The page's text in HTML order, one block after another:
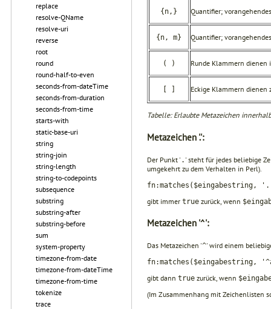
replace
resolve-QName
resolve-uri
reverse
root
round
round-half-to-even
seconds-from-dateTime
seconds-from-duration
seconds-from-time
starts-with
static-base-uri
string
string-join
string-length
string-to-codepoints
subsequence
substring
substring-after
substring-before
sum
system-property
timezone-from-date
timezone-from-dateTime
timezone-from-time
tokenize
trace
{n,} Quantifier;
{n, m} Quantifier;
( ) Runde Klammern dienen
[ ] Eckige Klammern dienen
Tabelle: Erlaubte Metazeichen
Metazeichen '.':
Der Punkt ' . ' steht für jedes beliebige
umgekehrt zu dem Verhalten in Perl).
fn:matches($eingabestring,
gibt immer true zurück, wenn
Metazeichen '^':
Das Metazeichen '^' wird einem
fn:matches($eingabestring,
gibt dann true zurück, wenn
(Im Zusammenhang mit Zeichenlisten